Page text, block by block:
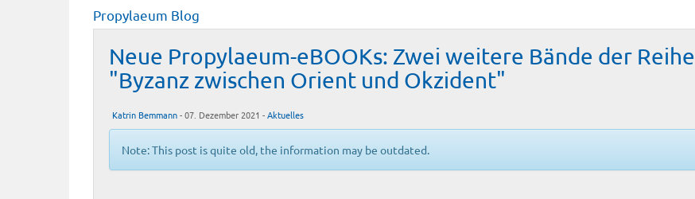
Propylaeum Blog
Neue Propylaeum-eBOOKs: Zwei weitere Bände der Reihe
"Byzanz zwischen Orient und Okzident"
Katrin Bemmann- 07. Dezember 2021 -Aktuelles
Note: This post is quite old, the information may be outdated.